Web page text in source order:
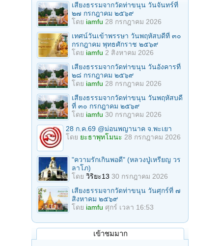
เสียงธรรมจากวัดท่าขนุน วันจันทร์ที่
๒๗ กรกฎาคม ๒๕๖๙
โดย iamfu 28 กรกฎาคม 2026
เทศน์วันเข้าพรรษา วันพฤหัสบดีที่ ๓๐
กรกฎาคม พุทธศักราช ๒๕๖๙
โดย iamfu 2 สิงหาคม 2026
เสียงธรรมจากวัดท่าขนุน วันอังคารที่
๒๘ กรกฎาคม ๒๕๖๙
โดย iamfu 28 กรกฎาคม 2026
เสียงธรรมจากวัดท่าขนุน วันพฤหัสบดี
ที่ ๓๐ กรกฎาคม ๒๕๖๙
โดย iamfu 30 กรกฎาคม 2026
28 ก.ค.69 @ม่อนพญานาค จ.พะเยา
โดย ยะธาพุทโมนะ 28 กรกฎาคม 2026
"ความรักเกินพอดี" (หลวงปู่เหรียญ วร
ลาโภ)
โดย วิริยะ13 30 กรกฎาคม 2026
เสียงธรรมจากวัดท่าขนุน วันศุกร์ที่ ๗
สิงหาคม ๒๕๖๙
โดย iamfu ศุกร์ เวลา 16:53
เข้าชมมาก